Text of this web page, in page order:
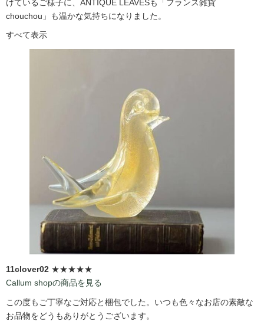
けているご様子に、ANTIQUE LEAVESも「フランス雑貨
chouchou」も温かな気持ちになりました。
すべて表示
11clover02 ★★★★★
Callum shopの商品を見る
この度もご丁寧なご対応と梱包でした。いつも色々なお店の素敵な
お品物をどうもありがとうございます。